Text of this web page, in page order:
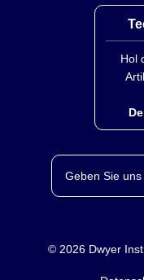
Hol
Geben Sie
© 2026 Dwyer